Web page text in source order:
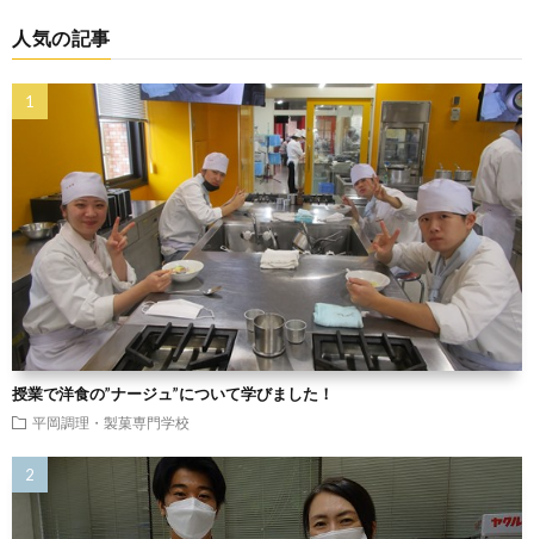
人気の記事
授業で洋食の”ナージュ”について学びました！
平岡調理・製菓専門学校